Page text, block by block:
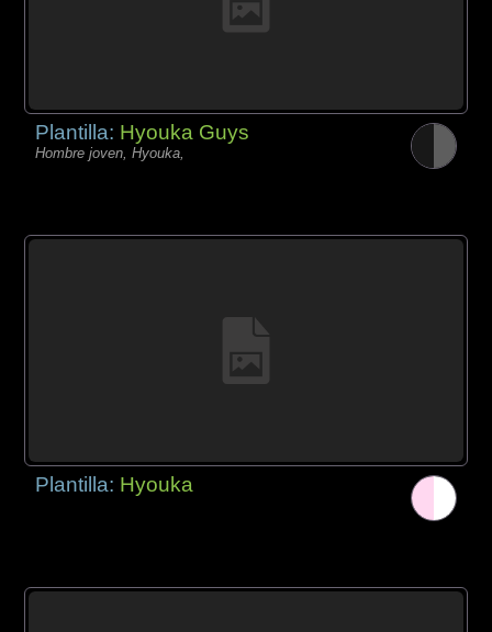
Plantilla: Hyouka Guys
Hombre joven, Hyouka,
Plantilla: Hyouka